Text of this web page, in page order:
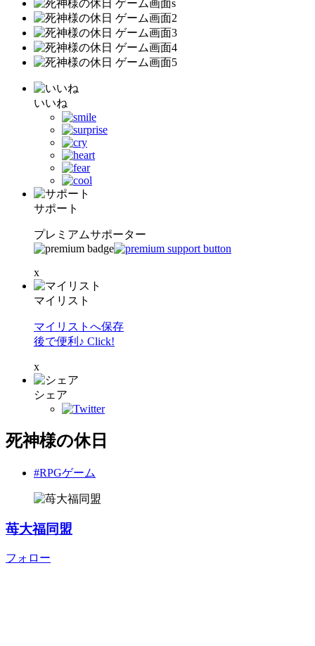
いいね
サポート
プレミアムサポーター
x
マイリスト
マイリストへ保存
後で便利♪ Click!
x
シェア
死神様の休日
#RPGゲーム
苺大福同盟
フォロー